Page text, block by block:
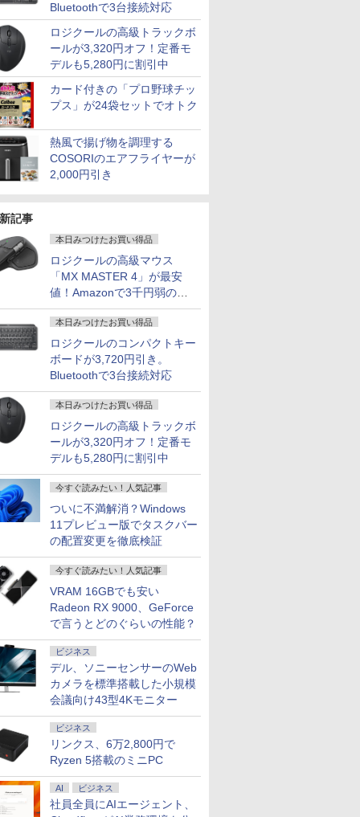
Bluetoothで3台接続対応
ロジクールの高級トラックボ
ールが3,320円オフ！定番モ
デルも5,280円に割引中
カード付きの「プロ野球チッ
プス」が24袋セットでオトク
熱風で揚げ物を調理する
COSORIのエアフライヤーが
2,000円引き
記事
本日みつけたお買い得品
ロジクールの高級マウス
「MX MASTER 4」が最安
値！Amazonで3千円弱の割
引
本日みつけたお買い得品
ロジクールのコンパクトキー
ボードが3,720円引き。
Bluetoothで3台接続対応
本日みつけたお買い得品
ロジクールの高級トラックボ
ールが3,320円オフ！定番モ
デルも5,280円に割引中
今すぐ読みたい！人気記事
ついに不満解消？Windows
11プレビュー版でタスクバー
の配置変更を徹底検証
今すぐ読みたい！人気記事
VRAM 16GBでも安い
Radeon RX 9000、GeForce
で言うとどのぐらいの性能？
ビジネス
デル、ソニーセンサーのWeb
カメラを標準搭載した小規模
会議向け43型4Kモニター
ビジネス
リンクス、6万2,800円で
Ryzen 5搭載のミニPC
AI ビジネス
社員全員にAIエージェント、